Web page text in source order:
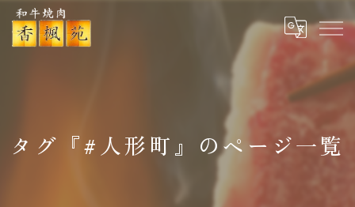
タグ『#人形町』のページ一覧